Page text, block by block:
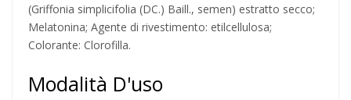
(Griffonia simplicifolia (DC.) Baill., semen) estratto secco;
Melatonina; Agente di rivestimento: etilcellulosa;
Colorante: Clorofilla.
Modalità D'uso